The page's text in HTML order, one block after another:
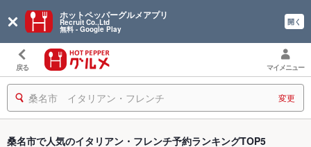
ホットペッパーグルメアプリ
Recruit Co.,Ltd
無料 - Google Play
開く
戻る マイメニュー
桑名市 イタリアン・フレンチ 変更
桑名市で人気のイタリアン・フレンチ予約ランキングTOP5